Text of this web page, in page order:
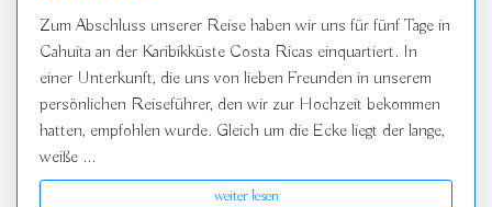
Zum Abschluss unserer Reise haben wir uns für fünf Tage in
Cahuita an der Karibikküste Costa Ricas einquartiert. In
einer Unterkunft, die uns von lieben Freunden in unserem
persönlichen Reiseführer, den wir zur Hochzeit bekommen
hatten, empfohlen wurde. Gleich um die Ecke liegt der lange,
weiße ...
weiter lesen